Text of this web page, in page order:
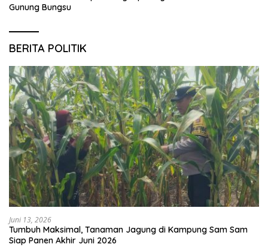
Gunung Bungsu
BERITA POLITIK
Juni 13, 2026
Tumbuh Maksimal, Tanaman Jagung di Kampung Sam Sam
Siap Panen Akhir Juni 2026